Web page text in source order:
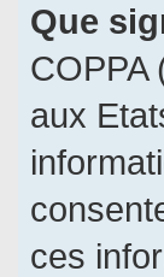
Que
COPPA
aux
ces